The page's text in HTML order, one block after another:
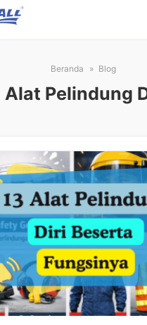
Beranda Blog
Alat Pelindung